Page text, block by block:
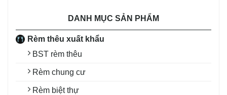
DANH MỤC SẢN PHẨM
Rèm thêu xuất khẩu
BST rèm thêu
Rèm chung cư
Rèm biệt thự